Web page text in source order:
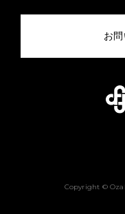
お
Copyright ©